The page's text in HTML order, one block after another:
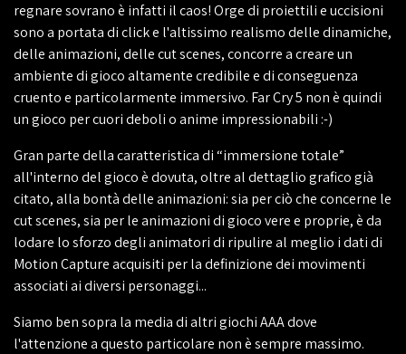
regnare sovrano è infatti il caos! Orge di proiettili e uccisioni
sono a portata di click e l'altissimo realismo delle dinamiche,
delle animazioni, delle cut scenes, concorre a creare un
ambiente di gioco altamente credibile e di conseguenza
cruento e particolarmente immersivo. Far Cry 5 non è quindi
un gioco per cuori deboli o anime impressionabili :-)
Gran parte della caratteristica di “immersione totale”
all'interno del gioco è dovuta, oltre al dettaglio grafico già
citato, alla bontà delle animazioni: sia per ciò che concerne le
cut scenes, sia per le animazioni di gioco vere e proprie, è da
lodare lo sforzo degli animatori di ripulire al meglio i dati di
Motion Capture acquisiti per la definizione dei movimenti
associati ai diversi personaggi...
Siamo ben sopra la media di altri giochi AAA dove
l'attenzione a questo particolare non è sempre massimo.